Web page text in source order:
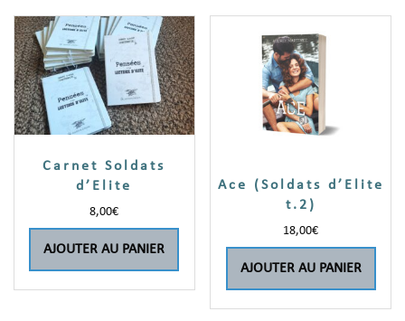
Carnet Soldats
d’Elite
8,00€
AJOUTER AU PANIER
Ace (Soldats d’Elite
t.2)
18,00€
AJOUTER AU PANIER